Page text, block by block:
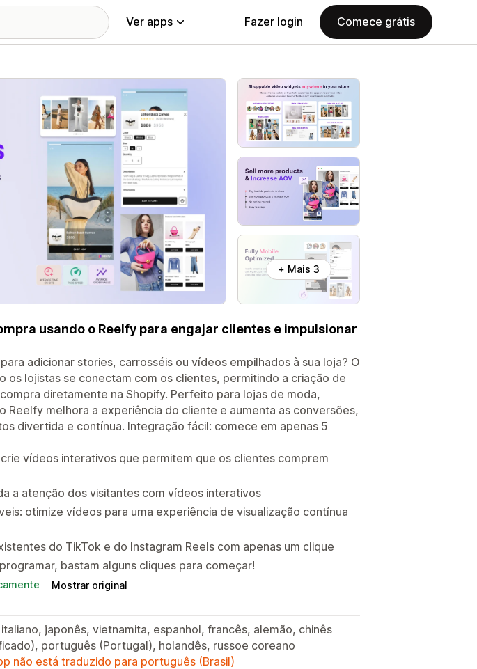
Ver apps Fazer login Comece grátis
+ Mais 3
usando o Reelfy para engajar clientes e impulsionar
adicionar stories, carrosséis ou vídeos empilhados à sua loja? O
os lojistas se conectam com os clientes, permitindo a criação de
diretamente na Shopify. Perfeito para lojas de moda,
Reelfy melhora a experiência do cliente e aumenta as conversões,
divertida e contínua. Integração fácil: comece em apenas 5
vídeos interativos que permitem que os clientes comprem
a atenção dos visitantes com vídeos interativos
otimize vídeos para uma experiência de visualização contínua
do TikTok e do Instagram Reels com apenas um clique
bastam alguns cliques para começar!
Mostrar original
japonês, vietnamita, espanhol, francês, alemão, chinês
português (Portugal), holandês, russoe coreano
não está traduzido para português (Brasil)